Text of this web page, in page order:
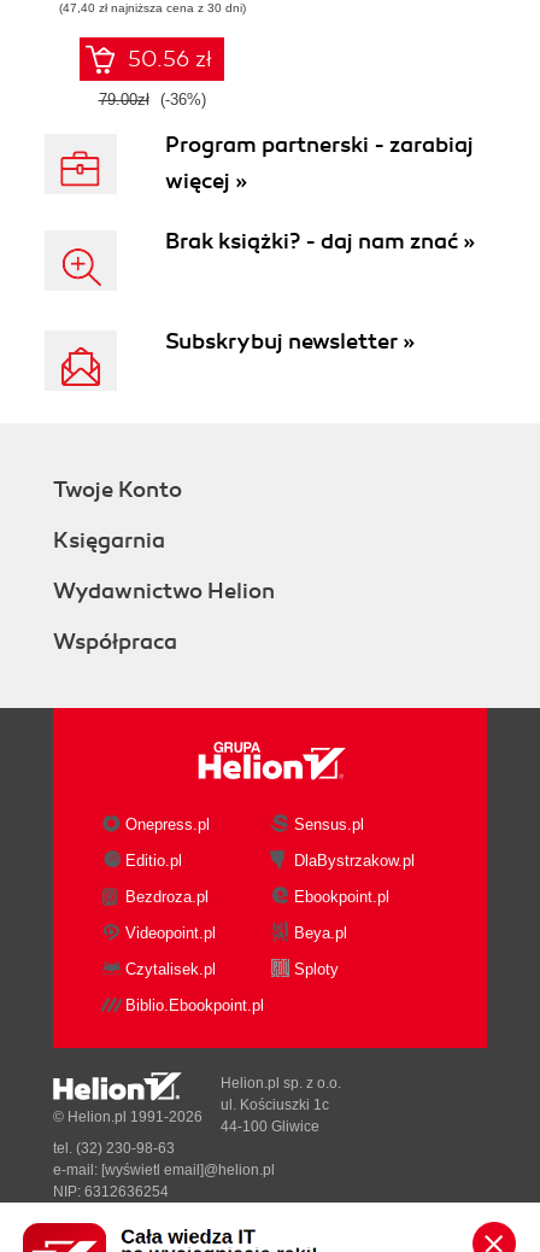
(47,40 zł najniższa cena z 30 dni)
50.56 zł
79.00zł (-36%)
Program partnerski - zarabiaj
więcej »
Brak książki? - daj nam znać »
Subskrybuj newsletter »
Twoje Konto
Księgarnia
Wydawnictwo Helion
Współpraca
Onepress.pl
Sensus.pl
Editio.pl
DlaBystrzakow.pl
Bezdroza.pl
Ebookpoint.pl
Videopoint.pl
Beya.pl
Czytalisek.pl
Sploty
Biblio.Ebookpoint.pl
© Helion.pl 1991-2026
Helion.pl sp. z o.o.
ul. Kościuszki 1c
44-100 Gliwice
tel. (32) 230-98-63
e-mail: [wyświetl email]@helion.pl
NIP: 6312636254